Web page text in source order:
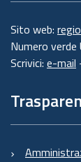
Sito web:
Numero verde
Scrivici: e-mail